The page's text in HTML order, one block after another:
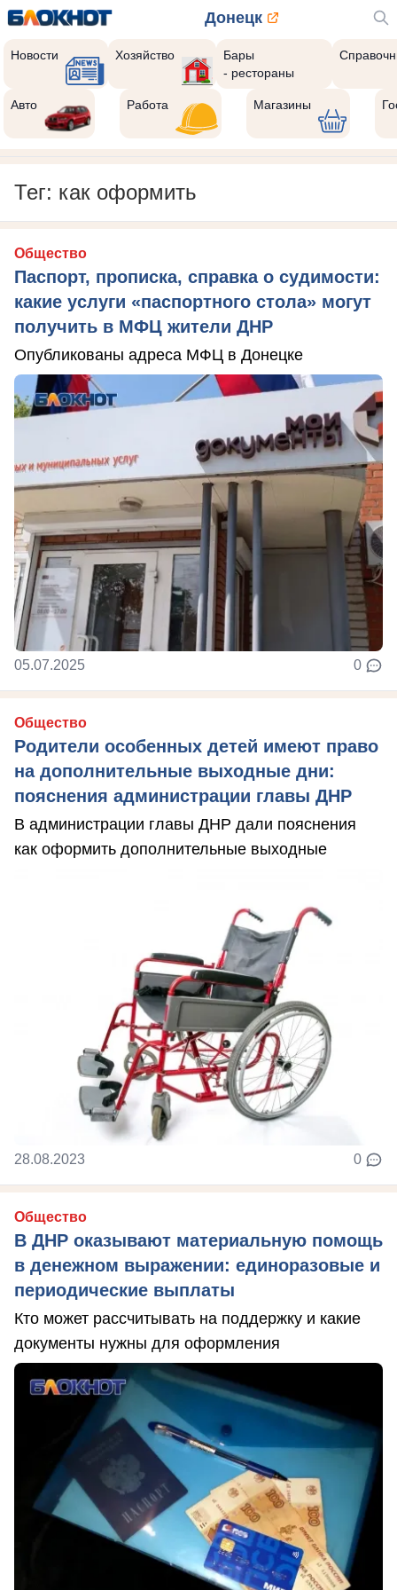
Донецк
Новости Хозяйство
Бары
- рестораны
Авто Работа Магазины
Тег: как оформить
Общество
Паспорт, прописка, справка о судимости:
какие услуги «паспортного стола» могут
получить в МФЦ жители ДНР
Опубликованы адреса МФЦ в Донецке
05.07.2025 0
Общество
Родители особенных детей имеют право
на дополнительные выходные дни:
пояснения администрации главы ДНР
В администрации главы ДНР дали пояснения
как оформить дополнительные выходные
28.08.2023 0
Общество
В ДНР оказывают материальную помощь
в денежном выражении: единоразовые и
периодические выплаты
Кто может рассчитывать на поддержку и какие
документы нужны для оформления